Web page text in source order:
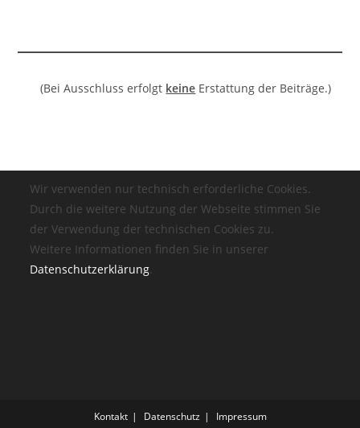
(Bei Ausschluss erfolgt keine Erstattung der Beiträge.)
Wir verwenden nur technisch erforderliche Cookies.
Durch die weitere Nutzung der Webseite stimmen Sie
der Verwendung der technischen Cookies zu.
Weitere Informationen finden Sie in unserer
Datenschutzerklärung.
Kontakt Datenschutz Impressum